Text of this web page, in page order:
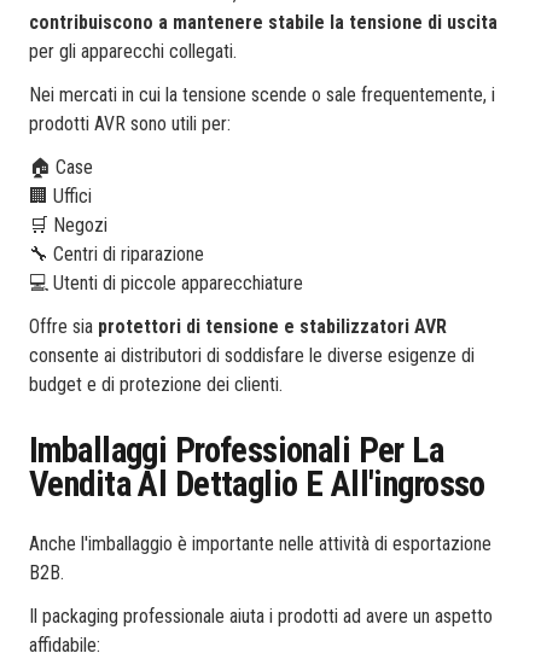
contribuiscono a mantenere stabile la tensione di uscita
per gli apparecchi collegati.
Nei mercati in cui la tensione scende o sale frequentemente, i
prodotti AVR sono utili per:
🏠 Case
🏢 Uffici
🛒 Negozi
🔧 Centri di riparazione
💻 Utenti di piccole apparecchiature
Offre sia protettori di tensione e stabilizzatori AVR
consente ai distributori di soddisfare le diverse esigenze di
budget e di protezione dei clienti.
Imballaggi Professionali Per La
Vendita Al Dettaglio E All'ingrosso
Anche l'imballaggio è importante nelle attività di esportazione
B2B.
Il packaging professionale aiuta i prodotti ad avere un aspetto
affidabile: